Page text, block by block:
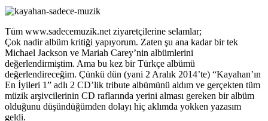
Tüm www.sadecemuzik.net ziyaretçilerine selamlar;
Çok nadir albüm kritiği yapıyorum. Zaten şu ana kadar bir tek
Michael Jackson ve Mariah Carey’nin albümlerini
değerlendirmiştim. Ama bu kez bir Türkçe albümü
değerlendireceğim. Çünkü dün (yani 2 Aralık 2014’te) “Kayahan’ın
En İyileri 1” adlı 2 CD’lik tribute albümünü aldım ve gerçekten tüm
müzik arşivcilerinin CD raflarında yerini alması gereken bir albüm
olduğunu düşündüğümden dolayı hiç aklımda yokken yazasım
geldi.